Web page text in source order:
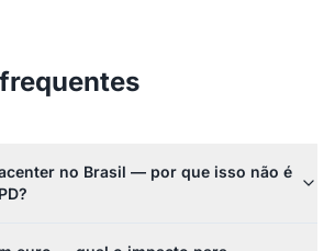
no Brasil — por que isso não é